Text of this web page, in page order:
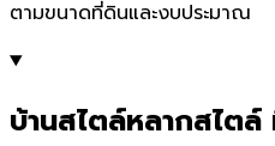
ตามขนาดที่ดินและงบประมาณ
บ้านสไตล์หลากสไตล์